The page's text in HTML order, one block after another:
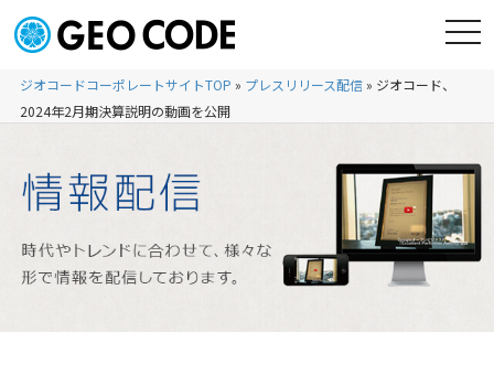
ジオコードコーポレートサイトTOP » プレスリリース配信» ジオコード、
2024年2月期決算説明の動画を公開